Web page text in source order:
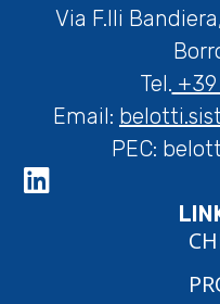
Via F.lli
Tel.
Email:
PEC: